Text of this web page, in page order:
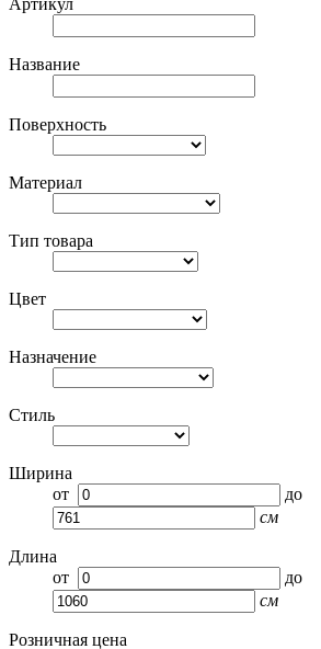
Артикул
Название
Поверхность
Материал
Тип товара
Цвет
Назначение
Стиль
Ширина
от
до
см
Длина
от
до
см
Розничная цена